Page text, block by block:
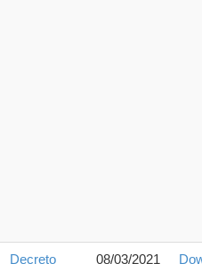
Decreto 08/03/2021